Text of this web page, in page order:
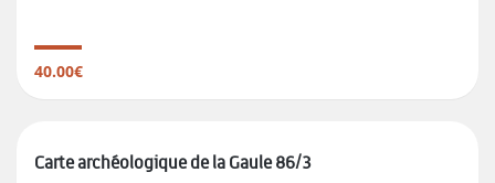
40.00€
Carte archéologique de la Gaule 86/3